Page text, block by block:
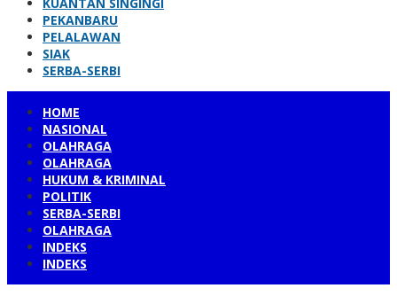
PEKANBARU
PELALAWAN
SIAK
SERBA-SERBI
HOME
NASIONAL
OLAHRAGA
OLAHRAGA
HUKUM & KRIMINAL
POLITIK
SERBA-SERBI
OLAHRAGA
INDEKS
INDEKS